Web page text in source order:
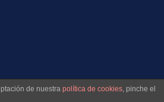
de nuestra política de cookies, pinche el